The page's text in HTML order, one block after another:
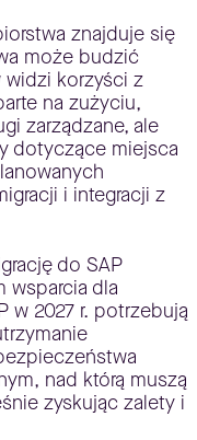
znajduje się
może budzić
widzi korzyści z
na zużyciu,
zarządzane, ale
dotyczące miejsca
i integracji z
do SAP
wsparcia dla
w 2027 r. potrzebują
nad którą muszą
zyskując zalety i